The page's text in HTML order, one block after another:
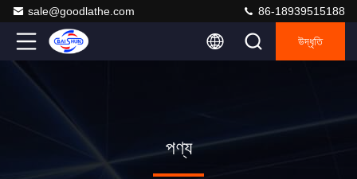
sale@goodlathe.com 86-18939515188
উদ্ধৃতি
পণ্য